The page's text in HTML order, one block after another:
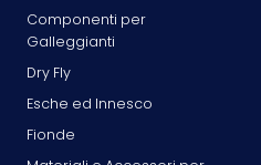
Componenti per
Galleggianti
Dry Fly
Esche ed Innesco
Fionde